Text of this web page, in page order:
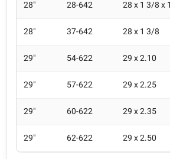
28" 28-642 28 x 1 3/8 x
28" 37-642 28 x 1 3/8
29" 54-622 29 x 2.10
29" 57-622 29 x 2.25
29" 60-622 29 x 2.35
29" 62-622 29 x 2.50